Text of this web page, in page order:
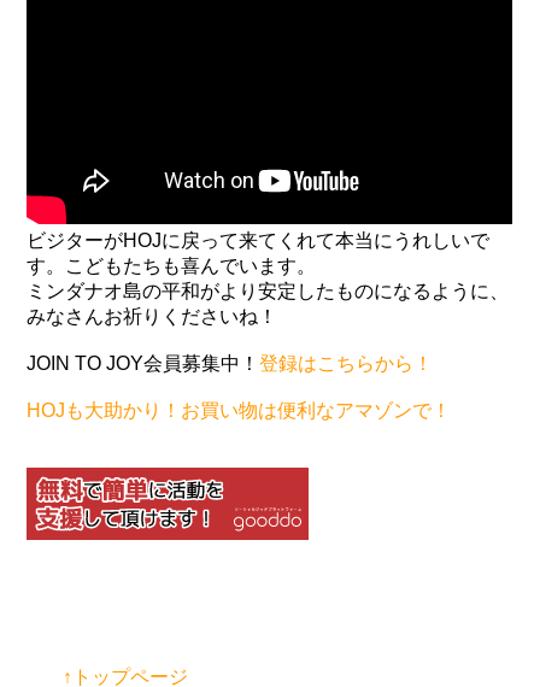
ビジターがHOJに戻って来てくれて本当にうれしいで
す。こどもたちも喜んでいます。
ミンダナオ島の平和がより安定したものになるように、
みなさんお祈りくださいね！
JOIN TO JOY会員募集中！登録はこちらから！
HOJも大助かり！お買い物は便利なアマゾンで！
↑トップページ